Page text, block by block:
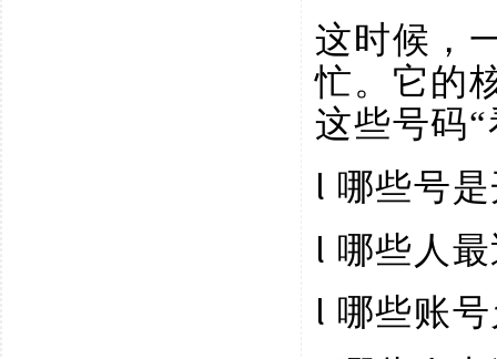
这时候，
忙。它的
这些号码
l 哪些号
l 哪些人
l 哪些账